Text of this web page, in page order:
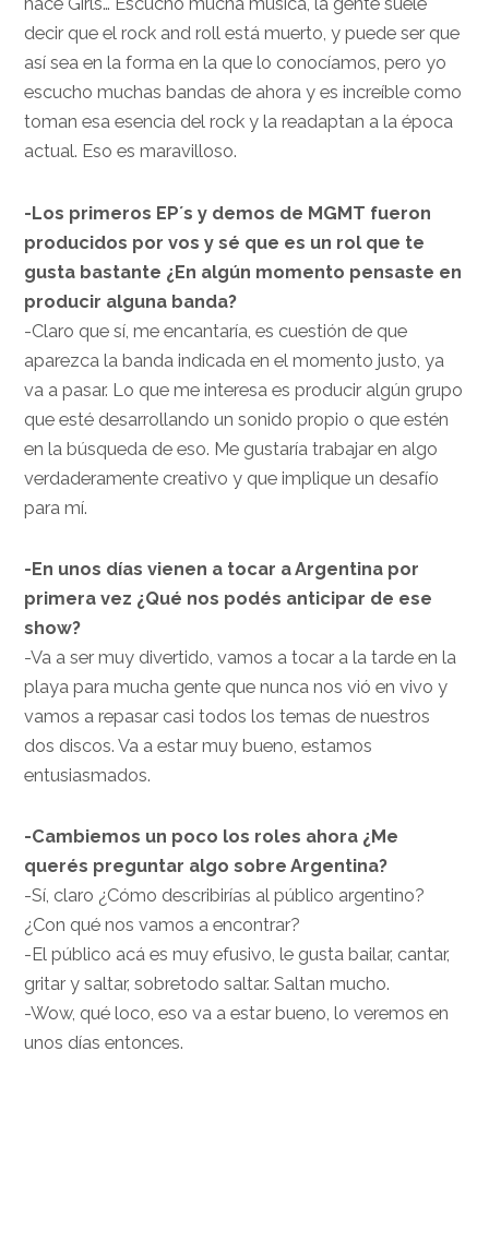
hace Girls… Escucho mucha música, la gente suele
decir que el rock and roll está muerto, y puede ser que
así sea en la forma en la que lo conocíamos, pero yo
escucho muchas bandas de ahora y es increíble como
toman esa esencia del rock y la readaptan a la época
actual. Eso es maravilloso.
-Los primeros EP´s y demos de MGMT fueron
producidos por vos y sé que es un rol que te
gusta bastante ¿En algún momento pensaste en
producir alguna banda?
-Claro que sí, me encantaría, es cuestión de que
aparezca la banda indicada en el momento justo, ya
va a pasar. Lo que me interesa es producir algún grupo
que esté desarrollando un sonido propio o que estén
en la búsqueda de eso. Me gustaría trabajar en algo
verdaderamente creativo y que implique un desafío
para mí.
-En unos días vienen a tocar a Argentina por
primera vez ¿Qué nos podés anticipar de ese
show?
-Va a ser muy divertido, vamos a tocar a la tarde en la
playa para mucha gente que nunca nos vió en vivo y
vamos a repasar casi todos los temas de nuestros
dos discos. Va a estar muy bueno, estamos
entusiasmados.
-Cambiemos un poco los roles ahora ¿Me
querés preguntar algo sobre Argentina?
-Sí, claro ¿Cómo describirías al público argentino?
¿Con qué nos vamos a encontrar?
-El público acá es muy efusivo, le gusta bailar, cantar,
gritar y saltar, sobretodo saltar. Saltan mucho.
-Wow, qué loco, eso va a estar bueno, lo veremos en
unos días entonces.